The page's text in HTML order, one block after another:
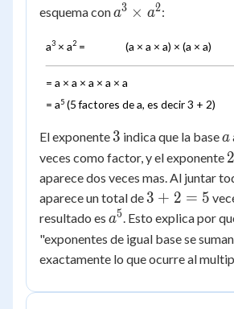
esquema cona^3
a^2
a3 × a2:
a3× a2= (a × a × a) × (a × a)
= a × a × a × a × a
= a5 (5 factores de a, es decir 3 + 2)
El exponente 3
3 indica que la basea
a
veces como factor, y el exponente 2
2
aparece dos veces mas. Al juntar
aparece un total de 3
+
2
3 + 2 = 5
resultado es a^5
a5. Esto explica por
"exponentes de igual base se
exactamente lo que ocurre al